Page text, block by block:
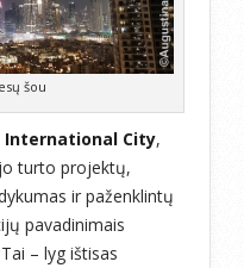
šou
International City,
turto projektų,
ir paženklintų
pavadinimais
– lyg ištisas